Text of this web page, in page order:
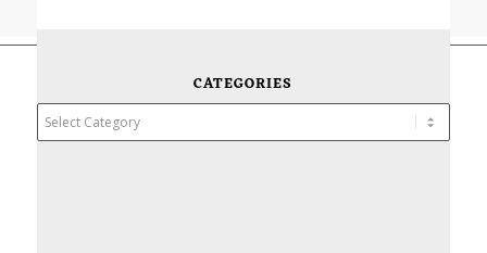
CATEGORIES
Categories